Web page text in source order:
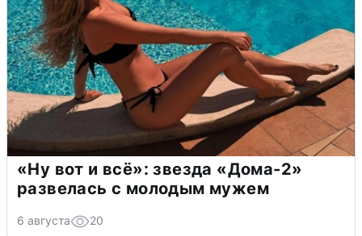
«Ну вот и всё»: звезда «Дома-2»
развелась с молодым мужем
6 августа 20